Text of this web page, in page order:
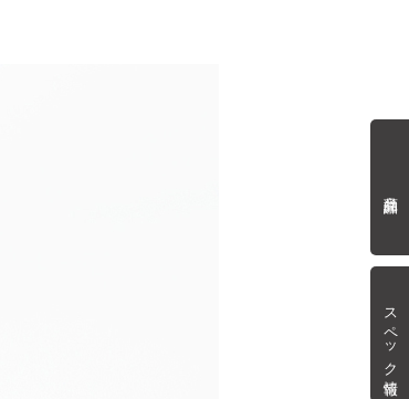
スペック情報